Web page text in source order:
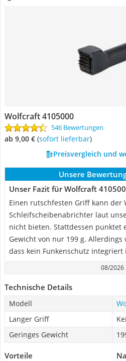
Wolfcraft 4105000
546 Bewertungen
ab 9,00 € ( Sofort lieferbar)
Preisvergleich und
Unsere
Unser Fazit für Wolfcraft
Einen rutschfesten Griff kann der
Schleifscheibenabrichter laut
nicht bieten. Stattdessen punktet
Gewicht von nur 199 g.
dass kein Funkenschutz integriert
08/2026
Technische Details
Modell
Langer Griff
Geringes Gewicht
Vorteile